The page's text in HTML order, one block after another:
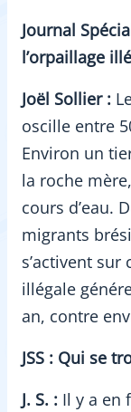
Journal
l’orpaillage
Joël Sollier :
oscille entre
Environ un
la roche
cours d’eau.
migrants
s’activent
illégale
an, contre
JSS : Qui se
J. S. : Il y a en